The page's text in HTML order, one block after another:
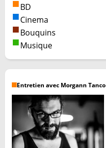
BD
Cinema
Bouquins
Musique
Entretien avec Morgann Tanco